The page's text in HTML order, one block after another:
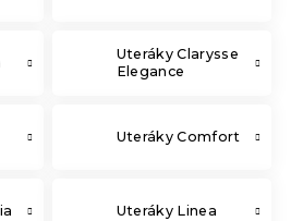
Uteráky Clarysse
Elegance
Uteráky Comfort
Uteráky Linea